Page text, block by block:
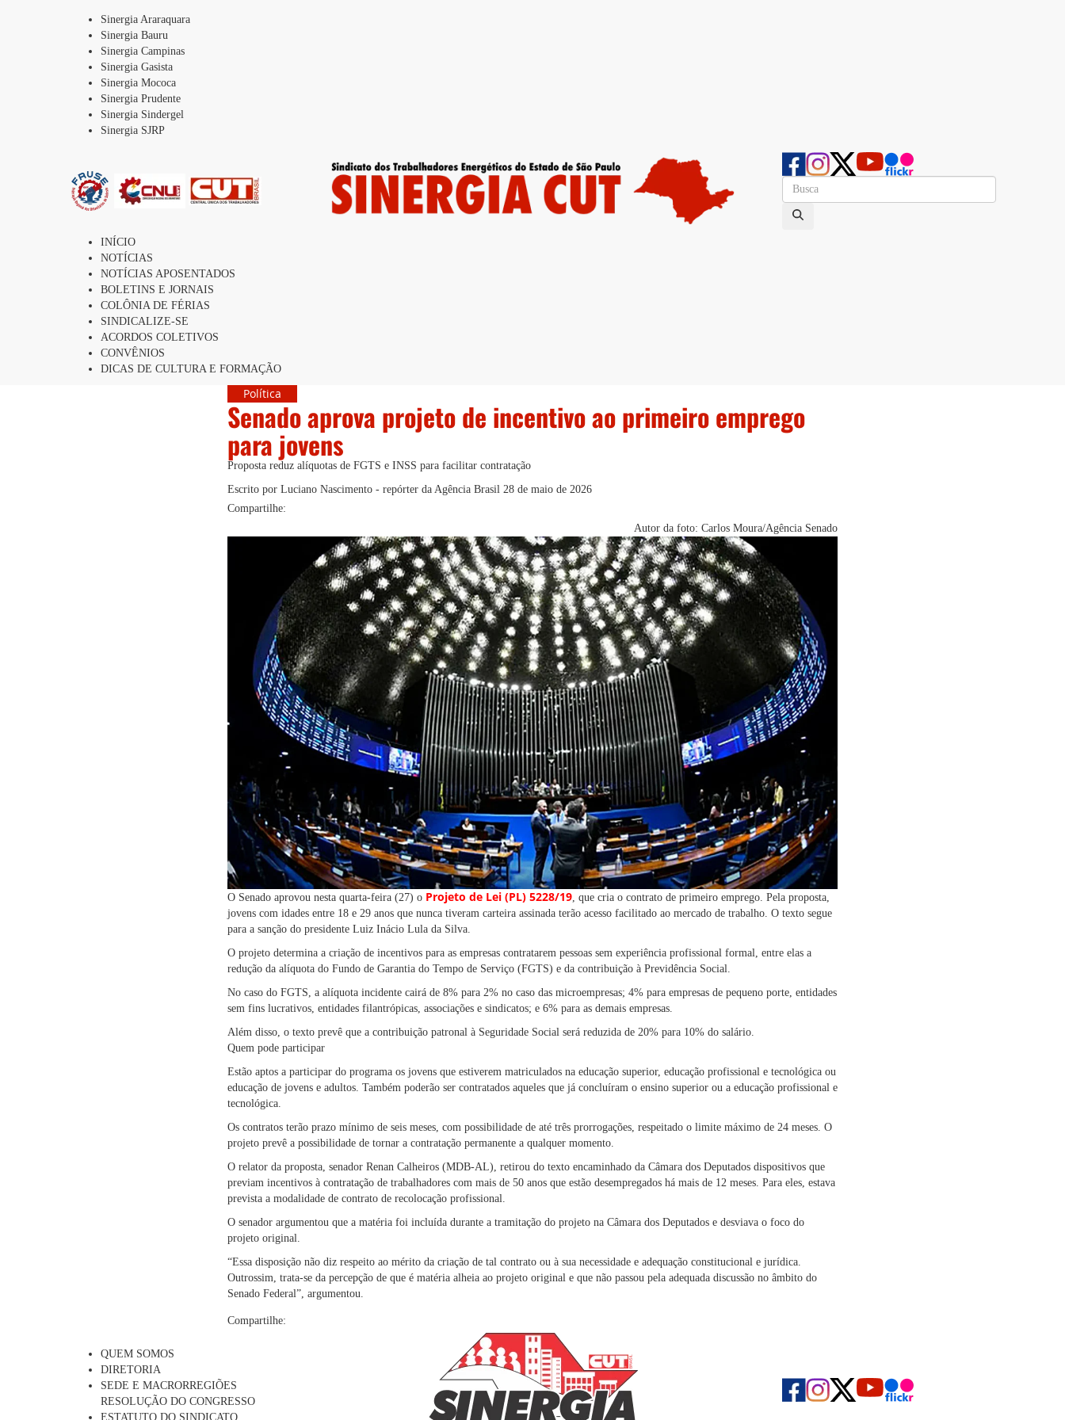
Sinergia Araraquara
Sinergia Bauru
Sinergia Campinas
Sinergia Gasista
Sinergia Mococa
Sinergia Prudente
Sinergia Sindergel
Sinergia SJRP
INÍCIO
NOTÍCIAS
NOTÍCIAS APOSENTADOS
BOLETINS E JORNAIS
COLÔNIA DE FÉRIAS
SINDICALIZE-SE
ACORDOS COLETIVOS
CONVÊNIOS
DICAS DE CULTURA E FORMAÇÃO
Política
Senado aprova projeto de incentivo ao primeiro emprego
para jovens
Proposta reduz alíquotas de FGTS e INSS para facilitar contratação
Escrito por Luciano Nascimento - repórter da Agência Brasil 28 de maio de 2026
Compartilhe:
Autor da foto: Carlos Moura/Agência Senado
O Senado aprovou nesta quarta-feira (27) o Projeto de Lei (PL) 5228/19, que cria o contrato de primeiro emprego. Pela proposta,
jovens com idades entre 18 e 29 anos que nunca tiveram carteira assinada terão acesso facilitado ao mercado de trabalho. O texto segue
para a sanção do presidente Luiz Inácio Lula da Silva.
O projeto determina a criação de incentivos para as empresas contratarem pessoas sem experiência profissional formal, entre elas a
redução da alíquota do Fundo de Garantia do Tempo de Serviço (FGTS) e da contribuição à Previdência Social.
No caso do FGTS, a alíquota incidente cairá de 8% para 2% no caso das microempresas; 4% para empresas de pequeno porte, entidades
sem fins lucrativos, entidades filantrópicas, associações e sindicatos; e 6% para as demais empresas.
Além disso, o texto prevê que a contribuição patronal à Seguridade Social será reduzida de 20% para 10% do salário.
Quem pode participar
Estão aptos a participar do programa os jovens que estiverem matriculados na educação superior, educação profissional e tecnológica ou
educação de jovens e adultos. Também poderão ser contratados aqueles que já concluíram o ensino superior ou a educação profissional e
tecnológica.
Os contratos terão prazo mínimo de seis meses, com possibilidade de até três prorrogações, respeitado o limite máximo de 24 meses. O
projeto prevê a possibilidade de tornar a contratação permanente a qualquer momento.
O relator da proposta, senador Renan Calheiros (MDB-AL), retirou do texto encaminhado da Câmara dos Deputados dispositivos que
previam incentivos à contratação de trabalhadores com mais de 50 anos que estão desempregados há mais de 12 meses. Para eles, estava
prevista a modalidade de contrato de recolocação profissional.
O senador argumentou que a matéria foi incluída durante a tramitação do projeto na Câmara dos Deputados e desviava o foco do
projeto original.
“Essa disposição não diz respeito ao mérito da criação de tal contrato ou à sua necessidade e adequação constitucional e jurídica.
Outrossim, trata-se da percepção de que é matéria alheia ao projeto original e que não passou pela adequada discussão no âmbito do
Senado Federal”, argumentou.
Compartilhe:
QUEM SOMOS
DIRETORIA
SEDE E MACRORREGIÕES
RESOLUÇÃO DO CONGRESSO
ESTATUTO DO SINDICATO